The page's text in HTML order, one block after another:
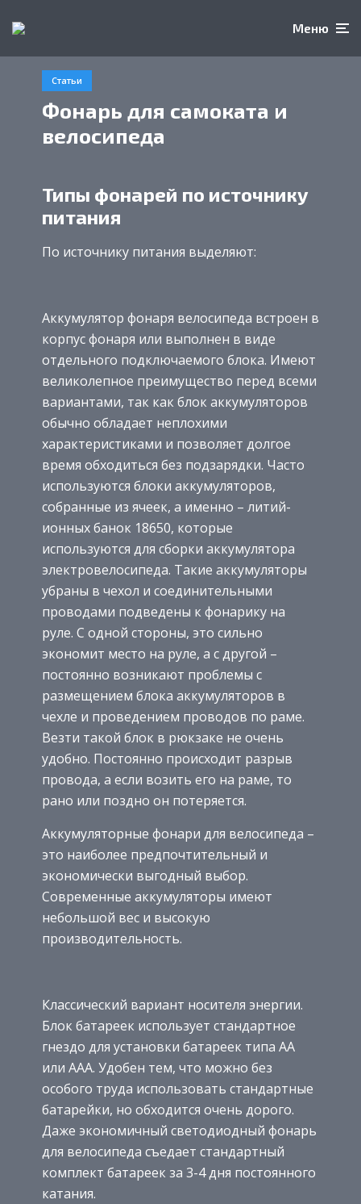
Меню
Статьи
Фонарь для самоката и
велосипеда
Типы фонарей по источнику
питания
По источнику питания выделяют:
Аккумулятор фонаря велосипеда встроен в
корпус фонаря или выполнен в виде
отдельного подключаемого блока. Имеют
великолепное преимущество перед всеми
вариантами, так как блок аккумуляторов
обычно обладает неплохими
характеристиками и позволяет долгое
время обходиться без подзарядки. Часто
используются блоки аккумуляторов,
собранные из ячеек, а именно – литий-
ионных банок 18650, которые
используются для сборки аккумулятора
электровелосипеда. Такие аккумуляторы
убраны в чехол и соединительными
проводами подведены к фонарику на
руле. С одной стороны, это сильно
экономит место на руле, а с другой –
постоянно возникают проблемы с
размещением блока аккумуляторов в
чехле и проведением проводов по раме.
Везти такой блок в рюкзаке не очень
удобно. Постоянно происходит разрыв
провода, а если возить его на раме, то
рано или поздно он потеряется.
Аккумуляторные фонари для велосипеда –
это наиболее предпочтительный и
экономически выгодный выбор.
Современные аккумуляторы имеют
небольшой вес и высокую
производительность.
Классический вариант носителя энергии.
Блок батареек использует стандартное
гнездо для установки батареек типа АА
или ААА. Удобен тем, что можно без
особого труда использовать стандартные
батарейки, но обходится очень дорого.
Даже экономичный светодиодный фонарь
для велосипеда съедает стандартный
комплект батареек за 3-4 дня постоянного
катания.